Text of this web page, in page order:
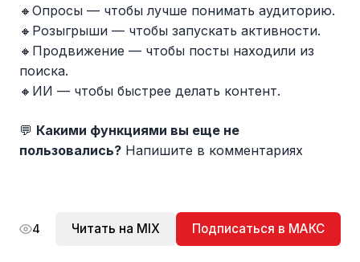
🔸Опросы — чтобы лучше понимать аудиторию.
🔸Розыгрыши — чтобы запускать активности.
🔸Продвижение — чтобы посты находили из
поиска.
🔸ИИ — чтобы быстрее делать контент.
💬 Какими функциями вы еще не
пользовались? Напишите в комментариях
4 Читать на MIX Подписаться в МАКС